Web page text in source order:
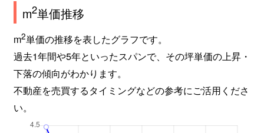
m2単価推移
m2単価の推移を表したグラフです。
過去1年間や5年といったスパンで、その坪単価の上昇・
下落の傾向がわかります。
不動産を売買するタイミングなどの参考にご活用くださ
い。